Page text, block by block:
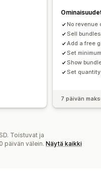
No revenue
Sell
Add a free
Set
Show
Set
7 päivän
Toistuvat ja
päivän välein. Näytä kaikki